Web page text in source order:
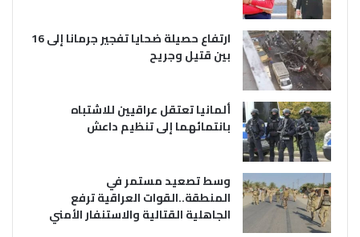
ارتفاع حصيلة ضحايا تفجير جرمانا إلى 16
بين قتيل وجريح
ألمانيا تعتقل عراقيين للاشتباه
بانتمائهما إلى تنظيم داعش
وسط تصعيد مستمر في
المنطقة..القوات العراقية ترفع
الجاهلية القتالية والاستنفار الأمني